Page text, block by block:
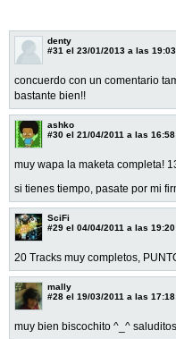
denty
#31 el 23/01/2013 a las
concuerdo con un comentario
bastante bien!!
ashko
#30 el 21/04/2011 a las
muy wapa la maketa completa!
si tienes tiempo, pasate por mi
SciFi
#29 el 04/04/2011 a las
20 Tracks muy completos,
mally
#28 el 19/03/2011 a las
muy bien biscochito ^_^ saluditos